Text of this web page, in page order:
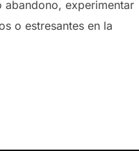
experimentar
o estresantes en la